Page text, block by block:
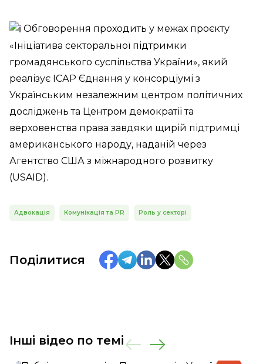
Обговорення проходить у межах проєкту
«Ініціатива секторальної підтримки
громадянського суспільства України», який
реалізує ІСАР Єднання у консорціумі з
Українським незалежним центром політичних
досліджень та Центром демократії та
верховенства права завдяки щирій підтримці
американського народу, наданій через
Агентство США з міжнародного розвитку
(USAID).
Адвокація Комунікація та PR Роль у секторі
Поділитися
Інші відео по темі